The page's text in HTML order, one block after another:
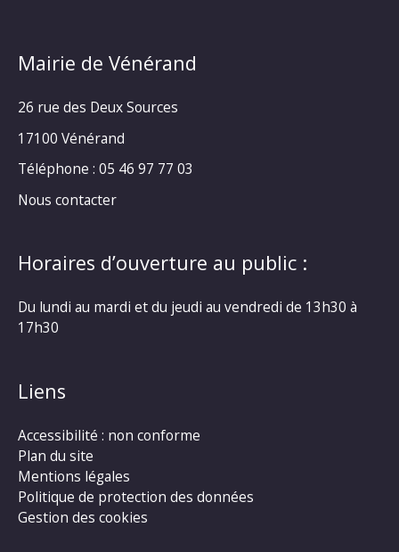
Mairie de Vénérand
26 rue des Deux Sources
17100 Vénérand
Téléphone : 05 46 97 77 03
Nous contacter
Horaires d’ouverture au public :
Du lundi au mardi et du jeudi au vendredi de 13h30 à
17h30
Liens
Accessibilité : non conforme
Plan du site
Mentions légales
Politique de protection des données
Gestion des cookies